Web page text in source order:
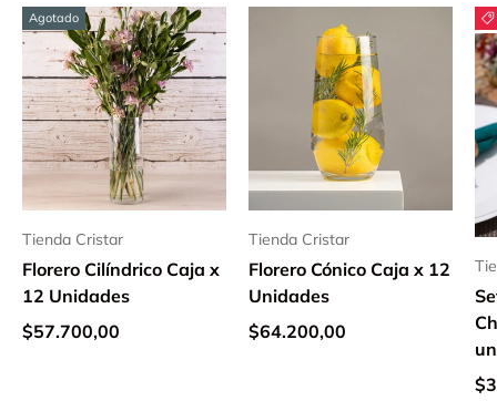
Agotado
Tienda Cristar
Florero Cilíndrico Caja x
12 Unidades
$57.700,00
Tienda Cristar
Florero Cónico Caja x 12
Unidades
$64.200,00